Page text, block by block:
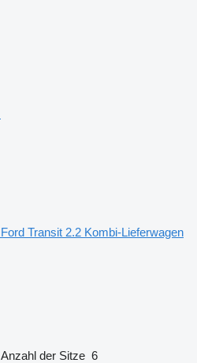
Ford Transit 2.2 Kombi-Lieferwagen
Anzahl der Sitze 6